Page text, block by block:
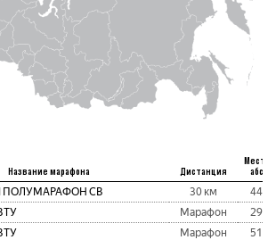
Название марафона Дистанция
Место
абс
СВ 30 км
44
Марафон
29
Марафон
51